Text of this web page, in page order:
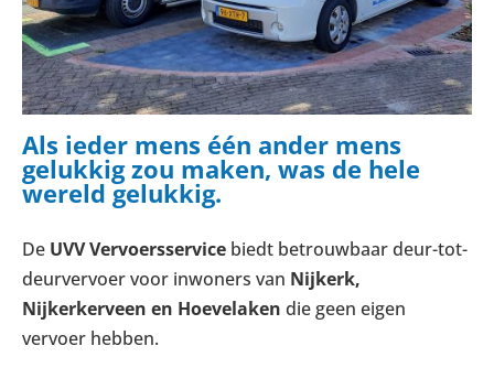
Als ieder mens één ander mens
gelukkig zou maken, was de hele
wereld gelukkig.
De UVV Vervoersservice biedt betrouwbaar deur-tot-
deurvervoer voor inwoners van Nijkerk,
Nijkerkerveen en Hoevelaken die geen eigen
vervoer hebben.